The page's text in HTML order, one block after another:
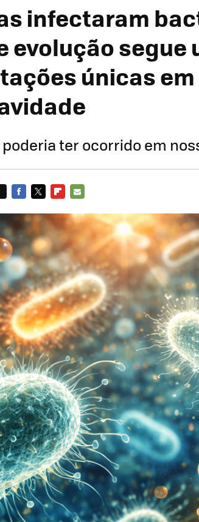
infectaram
evolução segue
únicas em
ter ocorrido em
MAIL